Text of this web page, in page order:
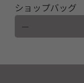
ショップバッグ